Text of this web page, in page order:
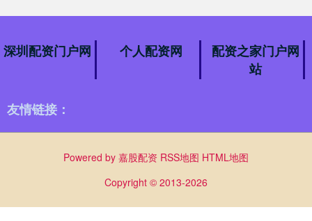
深圳配资门户网 个人配资网
配资之家门户网
站
友情链接：
Powered by 嘉股配资 RSS地图 HTML地图
Copyright © 2013-2026